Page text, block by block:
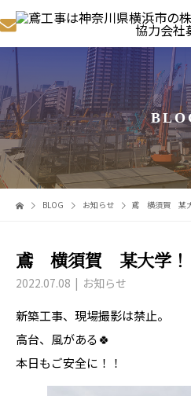
BLOG お知らせ 鳶 横須賀 某
鳶 横須賀 某大学！
2022.07.08 お知らせ
新築工事、現場撮影は禁止。
高台、風がある🍀
本日もご安全に！！